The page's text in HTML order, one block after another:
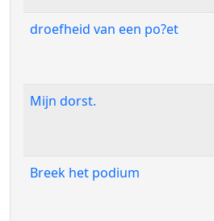
droefheid van een po?et
Mijn dorst.
Breek het podium